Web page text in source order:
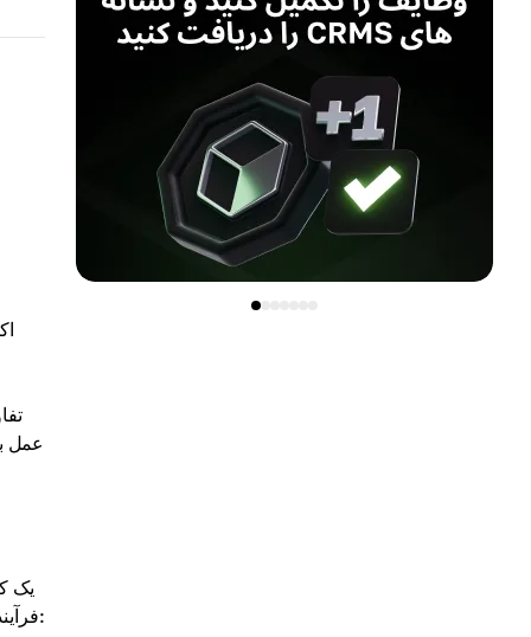
عمل
یک
فرآیند معاملات، بسیاری از مبتدیان به دنبال کمک حرفه‌ای در سوالات کلیدی فرآیند معاملات هستند. کارگزاران در موارد زیر کمک ارائه می‌دهند: